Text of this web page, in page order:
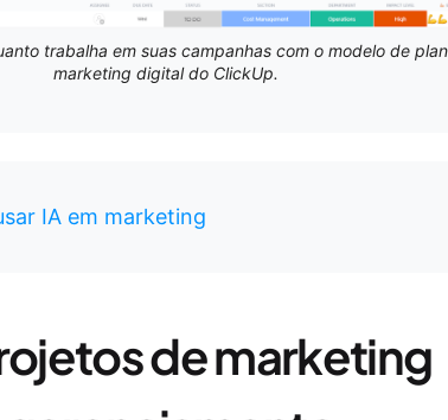
trabalha em suas campanhas com o modelo de
marketing digital do ClickUp.
IA em marketing
de marketing